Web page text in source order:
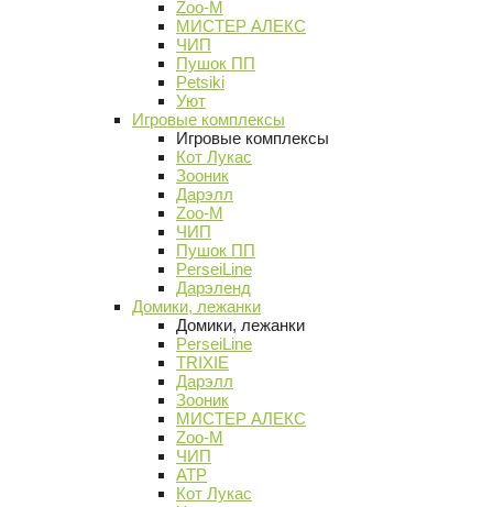
Zoo-M
МИСТЕР АЛЕКС
ЧИП
Пушок ПП
Petsiki
Уют
Игровые комплексы
Игровые комплексы
Кот Лукас
Зооник
Дарэлл
Zoo-M
ЧИП
Пушок ПП
PerseiLine
Дарэленд
Домики, лежанки
Домики, лежанки
PerseiLine
TRIXIE
Дарэлл
Зооник
МИСТЕР АЛЕКС
Zoo-M
ЧИП
АТР
Кот Лукас